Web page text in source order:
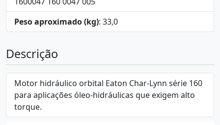
Peso aproximado (kg): 33,0
Descrição
Motor hidráulico orbital Eaton Char-Lynn série 160
para aplicações óleo-hidráulicas que exigem alto
torque.